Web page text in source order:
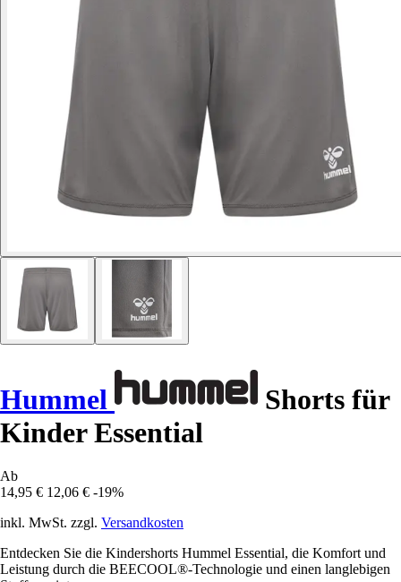
Hummel
Shorts für
Kinder Essential
Ab
14,95 € 12,06 € -19%
inkl. MwSt. zzgl. Versandkosten
Entdecken Sie die Kindershorts Hummel Essential, die Komfort und
Leistung durch die BEECOOL®-Technologie und einen langlebigen